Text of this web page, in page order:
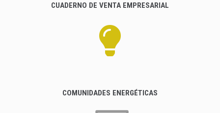
CUADERNO DE VENTA EMPRESARIAL
COMUNIDADES ENERGÉTICAS